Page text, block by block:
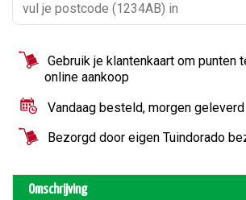
Gebruik je klantenkaart om punten
online aankoop
Vandaag besteld, morgen geleverd
Bezorgd door eigen Tuindorado
Omschrijving